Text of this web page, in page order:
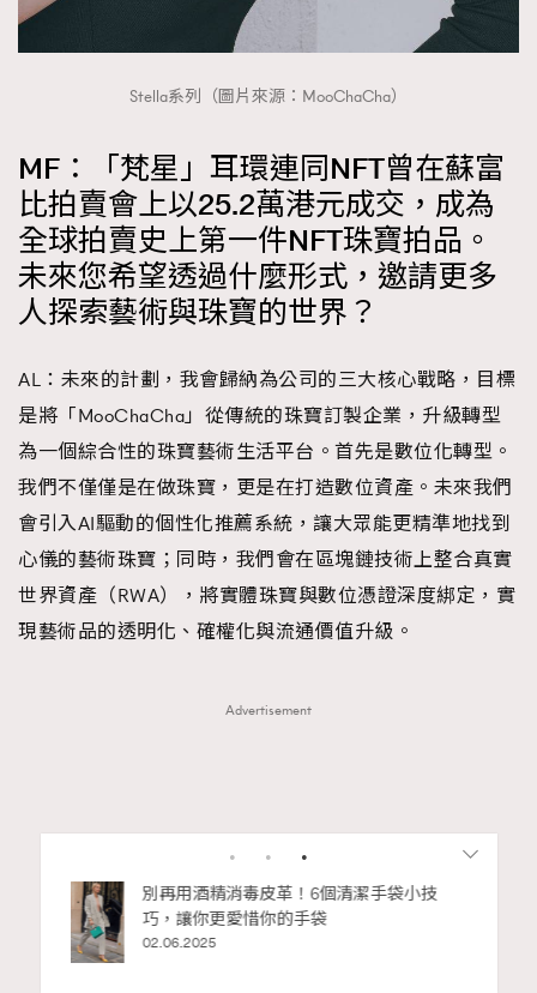
Stella系列（圖片來源：MooChaCha）
MF：「梵星」耳環連同NFT曾在蘇富
比拍賣會上以25.2萬港元成交，成為
全球拍賣史上第一件NFT珠寶拍品。
未來您希望透過什麼形式，邀請更多
人探索藝術與珠寶的世界？
AL：未來的計劃，我會歸納為公司的三大核心戰略，目標
是將「MooChaCha」從傳統的珠寶訂製企業，升級轉型
為一個綜合性的珠寶藝術生活平台。首先是數位化轉型。
我們不僅僅是在做珠寶，更是在打造數位資產。未來我們
會引入AI驅動的個性化推薦系統，讓大眾能更精準地找到
心儀的藝術珠寶；同時，我們會在區塊鏈技術上整合真實
世界資產（RWA），將實體珠寶與數位憑證深度綁定，實
現藝術品的透明化、確權化與流通價值升級。
Advertisement
別再用酒精消毒皮革！6個清潔手袋小技
巧，讓你更愛惜你的手袋
02.06.2025